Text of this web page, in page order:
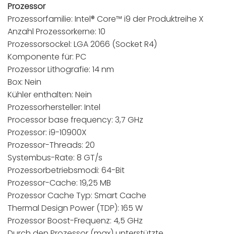
Prozessor
Prozessorfamilie: Intel® Core™ i9 der Produktreihe X
Anzahl Prozessorkerne: 10
Prozessorsockel: LGA 2066 (Socket R4)
Komponente für: PC
Prozessor Lithografie: 14 nm
Box: Nein
Kühler enthalten: Nein
Prozessorhersteller: Intel
Processor base frequency: 3,7 GHz
Prozessor: i9-10900X
Prozessor-Threads: 20
Systembus-Rate: 8 GT/s
Prozessorbetriebsmodi: 64-Bit
Prozessor-Cache: 19,25 MB
Prozessor Cache Typ: Smart Cache
Thermal Design Power (TDP): 165 W
Prozessor Boost-Frequenz: 4,5 GHz